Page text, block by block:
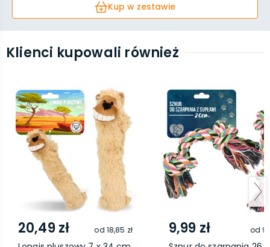
Kup w zestawie
Klienci kupowali również
20,49 zł od 18,85 zł 9,99 zł od